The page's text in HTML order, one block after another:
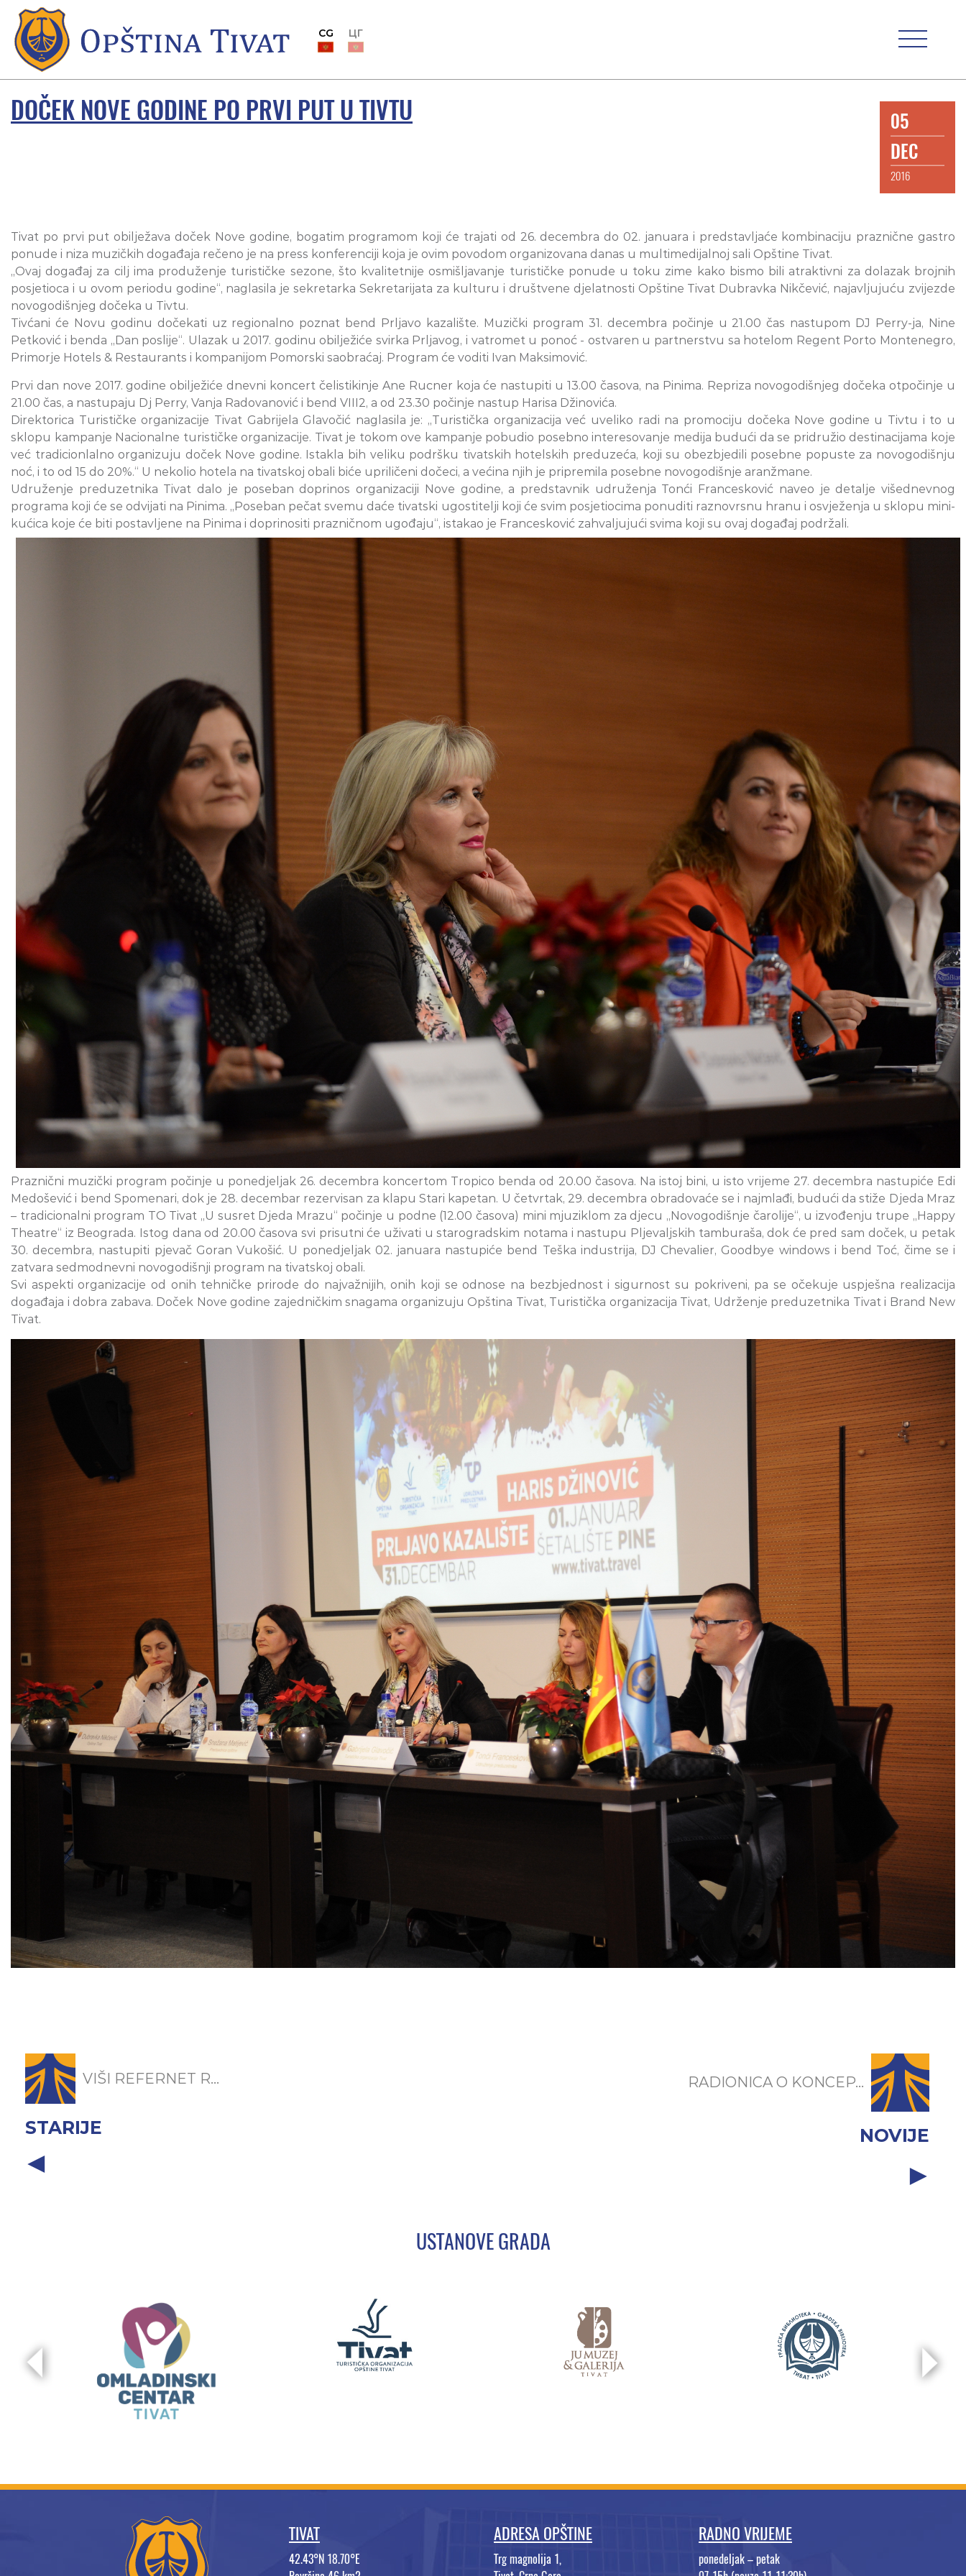
CG ЦГ
DOČEK NOVE GODINE PO PRVI PUT U TIVTU
05
DEC
2016
Tivat po prvi put obilježava doček Nove godine, bogatim programom koji će trajati od 26. decembra do 02. januara i predstavljaće kombinaciju praznične gastro
ponude i niza muzičkih događaja rečeno je na press konferenciji koja je ovim povodom organizovana danas u multimedijalnoj sali Opštine Tivat.
„Ovaj događaj za cilj ima produženje turističke sezone, što kvalitetnije osmišljavanje turističke ponude u toku zime kako bismo bili atraktivni za dolazak brojnih
posjetioca i u ovom periodu godine“, naglasila je sekretarka Sekretarijata za kulturu i društvene djelatnosti Opštine Tivat Dubravka Nikčević, najavljujuću zvijezde
novogodišnjeg dočeka u Tivtu.
Tivćani će Novu godinu dočekati uz regionalno poznat bend Prljavo kazalište. Muzički program 31. decembra počinje u 21.00 čas nastupom DJ Perry-ja, Nine
Petković i benda „Dan poslije“. Ulazak u 2017. godinu obilježiće svirka Prljavog, i vatromet u ponoć - ostvaren u partnerstvu sa hotelom Regent Porto Montenegro,
Primorje Hotels & Restaurants i kompanijom Pomorski saobraćaj. Program će voditi Ivan Maksimović.
Prvi dan nove 2017. godine obilježiće dnevni koncert čelistikinje Ane Rucner koja će nastupiti u 13.00 časova, na Pinima. Repriza novogodišnjeg dočeka otpočinje u
21.00 čas, a nastupaju Dj Perry, Vanja Radovanović i bend VIII2, a od 23.30 počinje nastup Harisa Džinovića.
Direktorica Turističke organizacije Tivat Gabrijela Glavočić naglasila je: „Turistička organizacija već uveliko radi na promociju dočeka Nove godine u Tivtu i to u
sklopu kampanje Nacionalne turističke organizacije. Tivat je tokom ove kampanje pobudio posebno interesovanje medija budući da se pridružio destinacijama koje
već tradicionlalno organizuju doček Nove godine. Istakla bih veliku podršku tivatskih hotelskih preduzeća, koji su obezbjedili posebne popuste za novogodišnju
noć, i to od 15 do 20%.“ U nekolio hotela na tivatskoj obali biće upriličeni dočeci, a većina njih je pripremila posebne novogodišnje aranžmane.
Udruženje preduzetnika Tivat dalo je poseban doprinos organizaciji Nove godine, a predstavnik udruženja Tonći Francesković naveo je detalje višednevnog
programa koji će se odvijati na Pinima. „Poseban pečat svemu daće tivatski ugostitelji koji će svim posjetiocima ponuditi raznovrsnu hranu i osvježenja u sklopu mini-
kućica koje će biti postavljene na Pinima i doprinositi prazničnom ugođaju“, istakao je Francesković zahvaljujući svima koji su ovaj događaj podržali.
Praznični muzički program počinje u ponedjeljak 26. decembra koncertom Tropico benda od 20.00 časova. Na istoj bini, u isto vrijeme 27. decembra nastupiće Edi
Medošević i bend Spomenari, dok je 28. decembar rezervisan za klapu Stari kapetan. U četvrtak, 29. decembra obradovaće se i najmlađi, budući da stiže Djeda Mraz
– tradicionalni program TO Tivat „U susret Djeda Mrazu“ počinje u podne (12.00 časova) mini mjuziklom za djecu „Novogodišnje čarolije“, u izvođenju trupe „Happy
Theatre“ iz Beograda. Istog dana od 20.00 časova svi prisutni će uživati u starogradskim notama i nastupu Pljevaljskih tamburaša, dok će pred sam doček, u petak
30. decembra, nastupiti pjevač Goran Vukošić. U ponedjeljak 02. januara nastupiće bend Teška industrija, DJ Chevalier, Goodbye windows i bend Toć, čime se i
zatvara sedmodnevni novogodišnji program na tivatskoj obali.
Svi aspekti organizacije od onih tehničke prirode do najvažnijih, onih koji se odnose na bezbjednost i sigurnost su pokriveni, pa se očekuje uspješna realizacija
događaja i dobra zabava. Doček Nove godine zajedničkim snagama organizuju Opština Tivat, Turistička organizacija Tivat, Udrženje preduzetnika Tivat i Brand New
Tivat.
VIŠI REFERNET R...
STARIJE
RADIONICA O KONCEP...
NOVIJE
USTANOVE GRADA
TIVAT
42.43°N 18.70°E
ADRESA OPŠTINE
Trg magnolija 1,
RADNO VRIJEME
ponedeljak – petak